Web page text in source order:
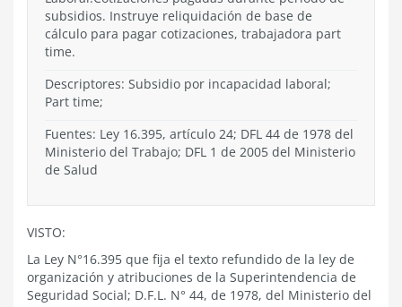
subsidios. Instruye reliquidación de base de
cálculo para pagar cotizaciones, trabajadora part
time.
Descriptores: Subsidio por incapacidad laboral;
Part time;
Fuentes: Ley 16.395, artículo 24; DFL 44 de 1978 del
Ministerio del Trabajo; DFL 1 de 2005 del Ministerio
de Salud
VISTO:
La Ley N°16.395 que fija el texto refundido de la ley de
organización y atribuciones de la Superintendencia de
Seguridad Social; D.F.L. N° 44, de 1978, del Ministerio del